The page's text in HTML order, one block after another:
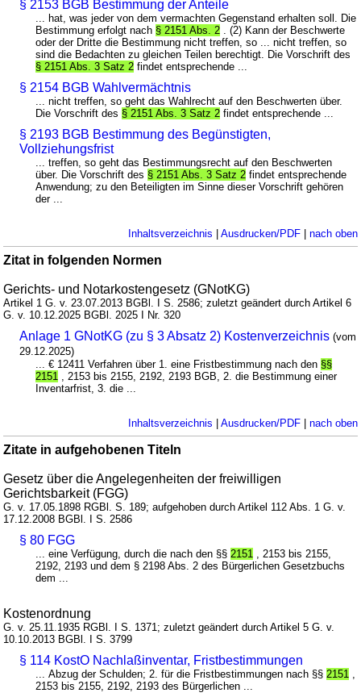
§ 2153 BGB Bestimmung der Anteile
... hat, was jeder von dem vermachten Gegenstand erhalten soll. Die
Bestimmung erfolgt nach § 2151 Abs. 2 . (2) Kann der Beschwerte
oder der Dritte die Bestimmung nicht treffen, so ... nicht treffen, so
sind die Bedachten zu gleichen Teilen berechtigt. Die Vorschrift des
§ 2151 Abs. 3 Satz 2 findet entsprechende ...
§ 2154 BGB Wahlvermächtnis
... nicht treffen, so geht das Wahlrecht auf den Beschwerten über.
Die Vorschrift des § 2151 Abs. 3 Satz 2 findet entsprechende ...
§ 2193 BGB Bestimmung des Begünstigten,
Vollziehungsfrist
... treffen, so geht das Bestimmungsrecht auf den Beschwerten
über. Die Vorschrift des § 2151 Abs. 3 Satz 2 findet entsprechende
Anwendung; zu den Beteiligten im Sinne dieser Vorschrift gehören
der ...
Inhaltsverzeichnis | Ausdrucken/PDF| nach oben
Zitat in folgenden Normen
Gerichts- und Notarkostengesetz (GNotKG)
Artikel 1 G. v. 23.07.2013 BGBl. I S. 2586; zuletzt geändert durch Artikel 6
G. v. 10.12.2025 BGBl. 2025 I Nr. 320
Anlage 1 GNotKG (zu § 3 Absatz 2) Kostenverzeichnis (vom
29.12.2025)
... € 12411 Verfahren über 1. eine Fristbestimmung nach den §§
2151
, 2153 bis 2155, 2192, 2193 BGB, 2. die Bestimmung einer
Inventarfrist, 3. die ...
Inhaltsverzeichnis | Ausdrucken/PDF| nach oben
Zitate in aufgehobenen Titeln
Gesetz über die Angelegenheiten der freiwilligen
Gerichtsbarkeit (FGG)
G. v. 17.05.1898 RGBl. S. 189; aufgehoben durch Artikel 112 Abs. 1 G. v.
17.12.2008 BGBl. I S. 2586
§ 80 FGG
... eine Verfügung, durch die nach den §§ 2151
, 2153 bis 2155,
2192, 2193 und dem § 2198 Abs. 2 des Bürgerlichen Gesetzbuchs
dem ...
Kostenordnung
G. v. 25.11.1935 RGBl. I S. 1371; zuletzt geändert durch Artikel 5 G. v.
10.10.2013 BGBl. I S. 3799
§ 114 KostO Nachlaßinventar, Fristbestimmungen
... Abzug der Schulden; 2. für die Fristbestimmungen nach §§ 2151
2153 bis 2155, 2192, 2193 des Bürgerlichen ...